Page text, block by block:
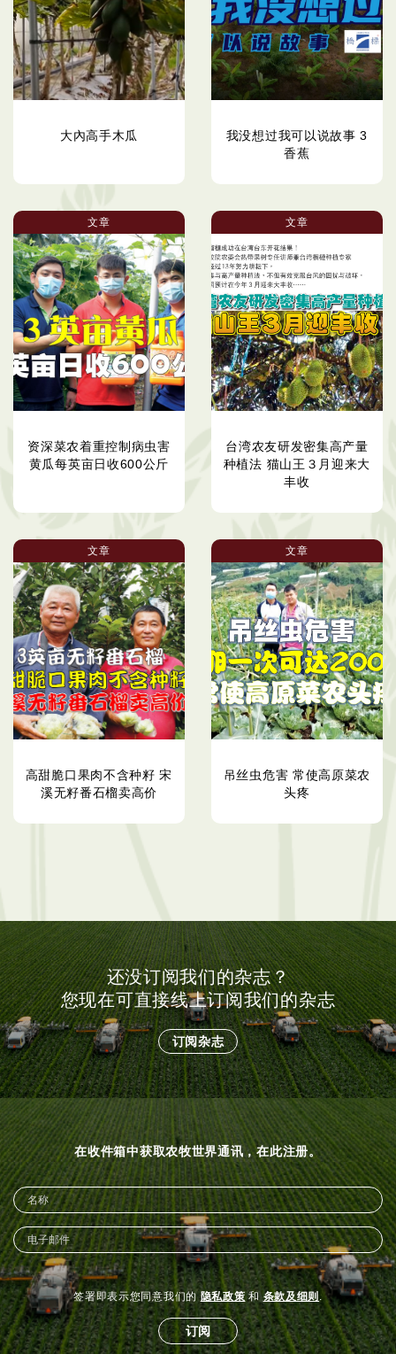
大內高手木瓜
我没想过我可以说故事 3
香蕉
文章
资深菜农着重控制病虫害
黄瓜每英亩日收600公斤
文章
台湾农友研发密集高产量
种植法 猫山王３月迎来大
丰收
文章
高甜脆口果肉不含种籽 宋
溪无籽番石榴卖高价
文章
吊丝虫危害 常使高原菜农
头疼
还没订阅我们的杂志？
您现在可直接线上订阅我们的杂志
订阅杂志
在收件箱中获取农牧世界通讯，在此注册。
签署即表示您同意我们的隐私政策 和条款及细则 .
订阅